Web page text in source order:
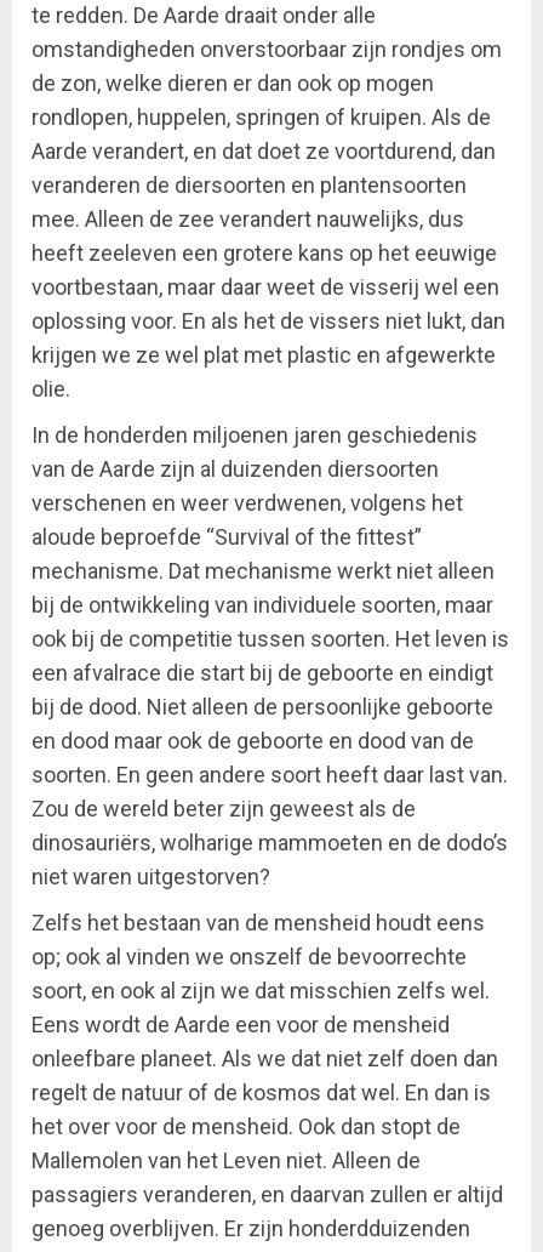
te redden. De Aarde draait onder alle
omstandigheden onverstoorbaar zijn rondjes om
de zon, welke dieren er dan ook op mogen
rondlopen, huppelen, springen of kruipen. Als de
Aarde verandert, en dat doet ze voortdurend, dan
veranderen de diersoorten en plantensoorten
mee. Alleen de zee verandert nauwelijks, dus
heeft zeeleven een grotere kans op het eeuwige
voortbestaan, maar daar weet de visserij wel een
oplossing voor. En als het de vissers niet lukt, dan
krijgen we ze wel plat met plastic en afgewerkte
olie.
In de honderden miljoenen jaren geschiedenis
van de Aarde zijn al duizenden diersoorten
verschenen en weer verdwenen, volgens het
aloude beproefde “Survival of the fittest”
mechanisme. Dat mechanisme werkt niet alleen
bij de ontwikkeling van individuele soorten, maar
ook bij de competitie tussen soorten. Het leven is
een afvalrace die start bij de geboorte en eindigt
bij de dood. Niet alleen de persoonlijke geboorte
en dood maar ook de geboorte en dood van de
soorten. En geen andere soort heeft daar last van.
Zou de wereld beter zijn geweest als de
dinosauriërs, wolharige mammoeten en de dodo’s
niet waren uitgestorven?
Zelfs het bestaan van de mensheid houdt eens
op; ook al vinden we onszelf de bevoorrechte
soort, en ook al zijn we dat misschien zelfs wel.
Eens wordt de Aarde een voor de mensheid
onleefbare planeet. Als we dat niet zelf doen dan
regelt de natuur of de kosmos dat wel. En dan is
het over voor de mensheid. Ook dan stopt de
Mallemolen van het Leven niet. Alleen de
passagiers veranderen, en daarvan zullen er altijd
genoeg overblijven. Er zijn honderdduizenden